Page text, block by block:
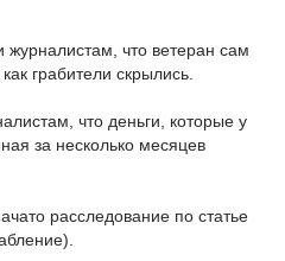
журналистам, что ветеран сам
грабители скрылись.
что деньги, которые у
за несколько месяцев
расследование по статье